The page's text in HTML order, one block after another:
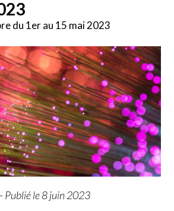
du 1er au 15 mai 2023
- Publié le 8 juin 2023